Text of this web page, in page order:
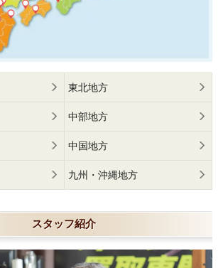
東北地方
中部地方
中国地方
九州・沖縄地方
スタッフ紹介